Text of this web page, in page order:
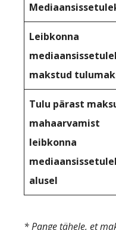
Leibkonna
makstud
Tulu pärast
mahaarvamist
leibkonna
alusel
* Pange tähele, et